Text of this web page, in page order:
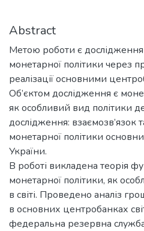
Abstract
Метою роботи є
монетарної політики через
реалізації основними
Об’єктом дослідження є
як особливий вид політики
дослідження: взаємозв’язок
монетарної політики
України.
В роботі викладена теорія
монетарної політики, як
в світі. Проведено аналіз
в основних центробанках
федеральна резервна